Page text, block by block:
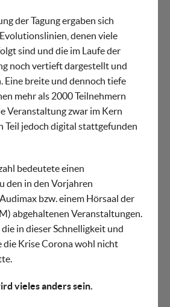
der Tagung ergaben sich
denen viele
sind und die im Laufe der
noch vertieft dargestellt und
Eine breite und dennoch tiefe
mehr als 2000 Teilnehmern
Veranstaltung zwar im Kern
Teil jedoch digital stattgefunden
bedeutete einen
den in den Vorjahren
bzw. einem Hörsaal der
abgehaltenen Veranstaltungen.
in dieser Schnelligkeit und
die Krise Corona wohl nicht
vieles anders sein.